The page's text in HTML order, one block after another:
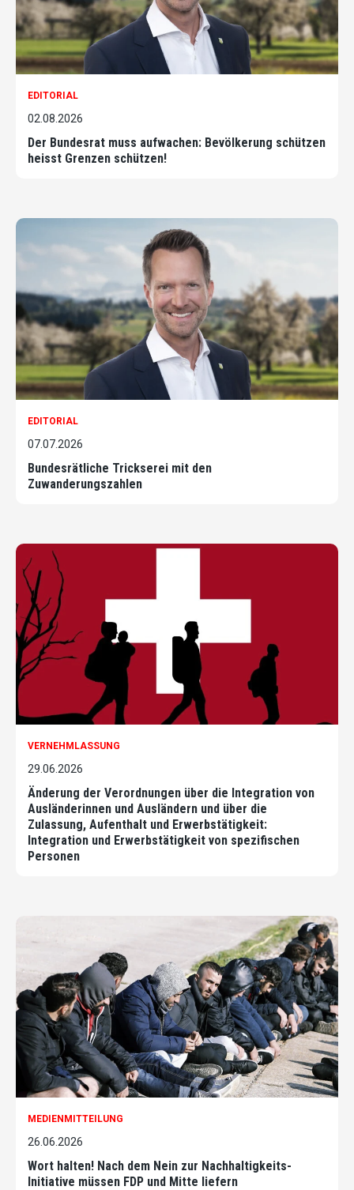
EDITORIAL
02.08.2026
Der Bundesrat muss aufwachen: Bevölkerung schützen
heisst Grenzen schützen!
EDITORIAL
07.07.2026
Bundesrätliche Trickserei mit den
Zuwanderungszahlen
VERNEHMLASSUNG
29.06.2026
Änderung der Verordnungen über die Integration von
Ausländerinnen und Ausländern und über die
Zulassung, Aufenthalt und Erwerbstätigkeit:
Integration und Erwerbstätigkeit von spezifischen
Personen
MEDIENMITTEILUNG
26.06.2026
Wort halten! Nach dem Nein zur Nachhaltigkeits-
Initiative müssen FDP und Mitte liefern